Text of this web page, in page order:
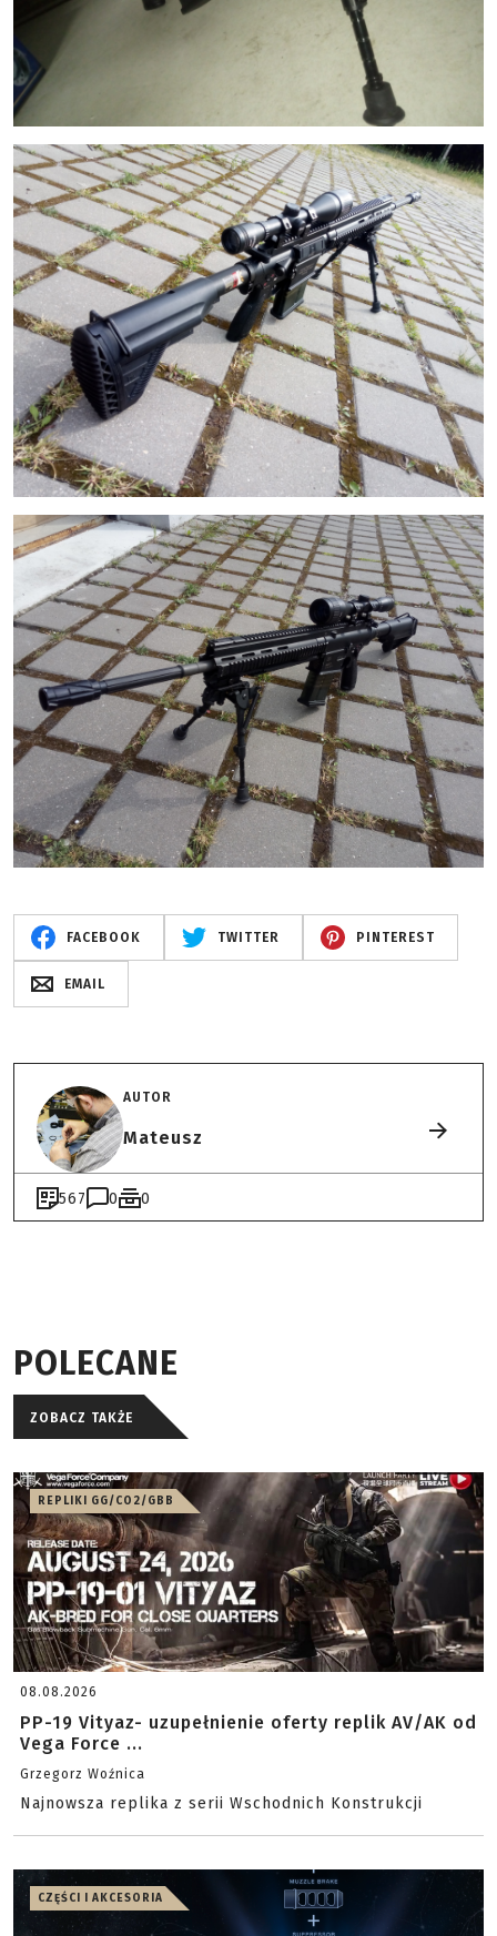
FACEBOOK TWITTER PINTEREST
EMAIL
AUTOR
Mateusz
567 0 0
POLECANE
ZOBACZ TAKŻE
REPLIKI GG/CO2/GBB
08.08.2026
PP-19 Vityaz- uzupełnienie oferty replik AV/AK od
Vega Force ...
Grzegorz Woźnica
Najnowsza replika z serii Wschodnich Konstrukcji
CZĘŚCI I AKCESORIA